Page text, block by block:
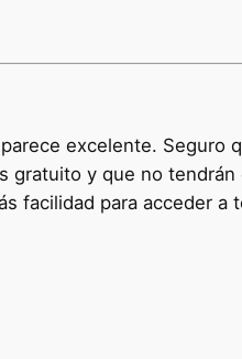
excelente. Seguro
gratuito y que no
facilidad para acceder a